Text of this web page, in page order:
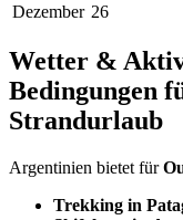
Dezember 26
Wetter &
Bedingungen
Strandurlaub
Argentinien bietet für
Trekking in